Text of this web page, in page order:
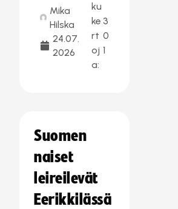
Mika
Hilska
24.07.
2026
ku
ke
rt
oj
a:
3
0
1
Suomen
naiset
leireilevät
Eerikkilässä